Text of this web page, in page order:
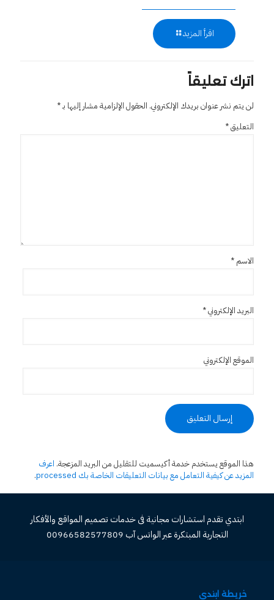
اقرأ المزيد
اترك تعليقاً
لن يتم نشر عنوان بريدك الإلكتروني. الحقول الإلزامية مشار إليها بـ*
التعليق*
الاسم *
البريد الإلكتروني*
الموقع الإلكتروني
هذا الموقع يستخدم خدمة أكيسميت للتقليل من البريد المزعجة. اعرف
المزيد عن كيفية التعامل مع بيانات التعليقات الخاصة بك processed
.
ابتدي تقدم استشارات مجانية فى خدمات تصميم المواقع والأفكار
التجارية المبتكرة عبر الواتس آب 00966582577809
خريطة ابتدي